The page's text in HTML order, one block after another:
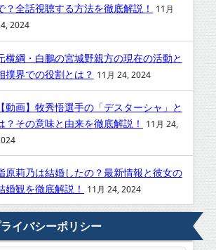
？全話視聴する方法を徹底解説！
11月
2024
横綱・白鵬の宮城野親方の現在の活動と
撲界での役割とは？ 11月 24, 2024
【動画】牧秀悟選手の「デスターシャ」と
？その意味と由来を徹底解説！
11月 24,
原莉乃は結婚したの？最新情報と彼女の
婚観を徹底解説！
11月 24, 2024
イバシーポリシー